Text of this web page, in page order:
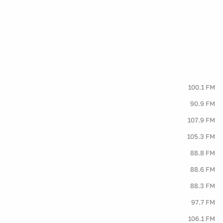
100.1 FM
90.9 FM
107.9 FM
105.3 FM
88.8 FM
88.6 FM
88.3 FM
97.7 FM
106.1 FM